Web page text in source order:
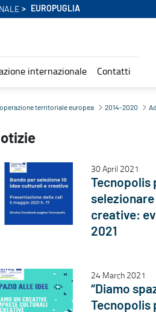
EUROPUGLIA
internazionale Contatti
territoriale europea 2014-2020
30 April 2021
Tecnopolis
creative:
2021
24 March 2021
“Diamo
Tecnopolis